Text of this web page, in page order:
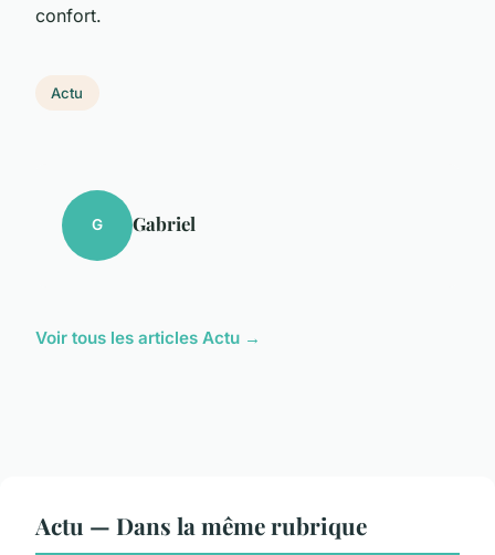
confort.
Actu
G Gabriel
Voir tous les articles Actu →
Actu — Dans la même rubrique